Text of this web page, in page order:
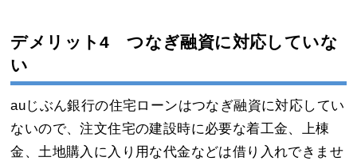
デメリット4 つなぎ融資に対応していな
い
auじぶん銀行の住宅ローンはつなぎ融資に対応してい
ないので、注文住宅の建設時に必要な着工金、上棟
金、土地購入に入り用な代金などは借り入れできませ